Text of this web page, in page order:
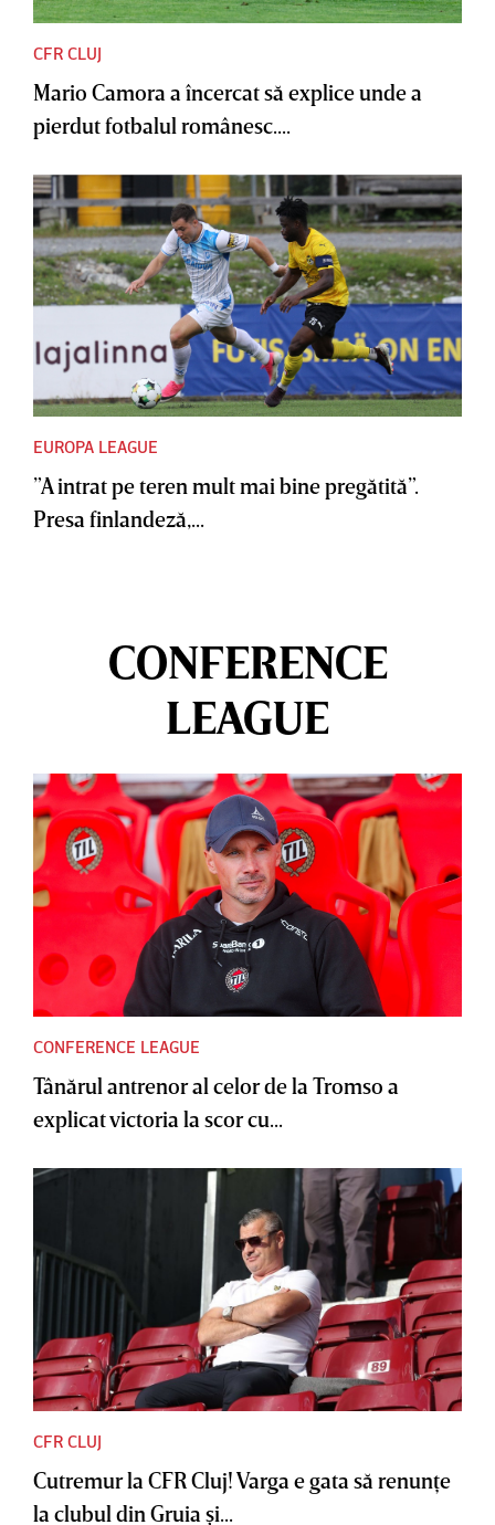
CFR CLUJ
Mario Camora a încercat să explice unde a
pierdut fotbalul românesc....
EUROPA LEAGUE
”A intrat pe teren mult mai bine pregătită”.
Presa finlandeză,...
CONFERENCE
LEAGUE
CONFERENCE LEAGUE
Tânărul antrenor al celor de la Tromso a
explicat victoria la scor cu...
CFR CLUJ
Cutremur la CFR Cluj! Varga e gata să renunţe
la clubul din Gruia şi...